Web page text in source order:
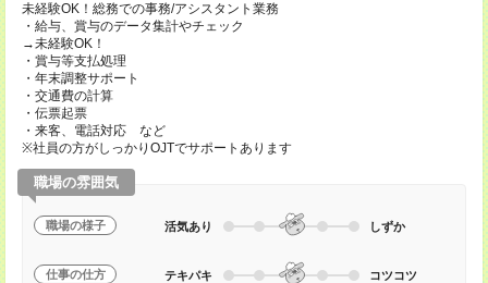
未経験OK！総務での事務/アシスタント業務
・給与、賞与のデータ集計やチェック
→未経験OK！
・賞与等支払処理
・年末調整サポート
・交通費の計算
・伝票起票
・来客、電話対応 など
※社員の方がしっかりOJTでサポートあります
職場の雰囲気
職場の様子 活気あり しずか
仕事の仕方 テキパキ コツコツ